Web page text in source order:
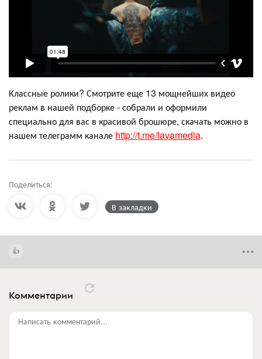
Классные ролики? Смотрите еще 13 мощнейших видео
реклам в нашей подборке - собрали и оформили
специально для вас в красивой брошюре, скачать можно в
нашем телеграмм канале http://t.me/lavamedia.
Поделиться:
В закладки
Комментарии
Написать комментарий...